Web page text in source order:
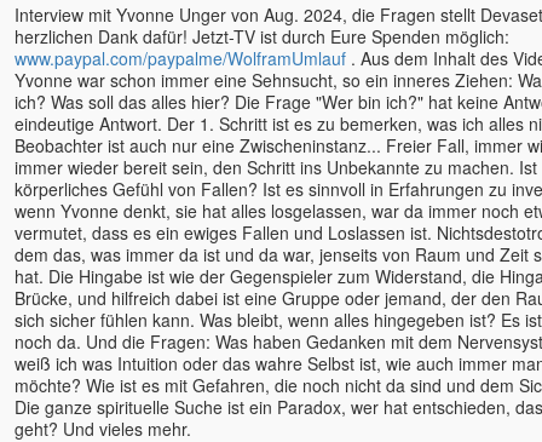
Interview mit Yvonne Unger von Aug. 2024, die Fragen stellt
herzlichen Dank dafür! Jetzt-TV ist durch Eure Spenden möglich:
www.paypal.com/paypalme/WolframUmlauf . Aus dem Inhalt des
Yvonne war schon immer eine Sehnsucht, so ein inneres Ziehen:
ich? Was soll das alles hier? Die Frage "Wer bin ich?" hat keine
eindeutige Antwort. Der 1. Schritt ist es zu bemerken, was ich alles
Beobachter ist auch nur eine Zwischeninstanz... Freier Fall, immer
immer wieder bereit sein, den Schritt ins Unbekannte zu machen.
körperliches Gefühl von Fallen? Ist es sinnvoll in Erfahrungen zu
wenn Yvonne denkt, sie hat alles losgelassen, war da immer noch
vermutet, dass es ein ewiges Fallen und Loslassen ist.
dem das, was immer da ist und da war, jenseits von Raum und Zeit
hat. Die Hingabe ist wie der Gegenspieler zum Widerstand, die
Brücke, und hilfreich dabei ist eine Gruppe oder jemand, der den
sich sicher fühlen kann. Was bleibt, wenn alles hingegeben ist? Es
noch da. Und die Fragen: Was haben Gedanken mit dem
weiß ich was Intuition oder das wahre Selbst ist, wie auch immer
möchte? Wie ist es mit Gefahren, die noch nicht da sind und dem
Die ganze spirituelle Suche ist ein Paradox, wer hat entschieden,
geht? Und vieles mehr.